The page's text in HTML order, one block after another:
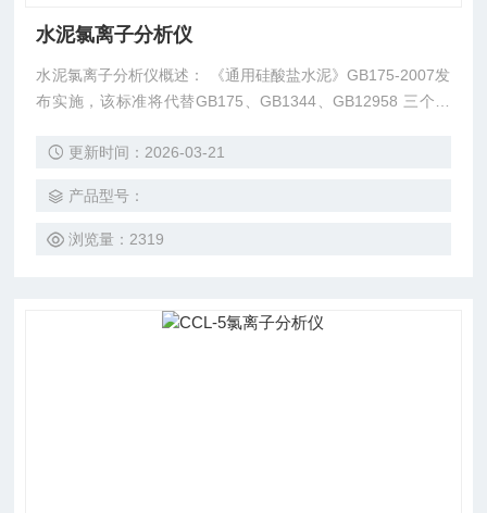
水泥氯离子分析仪
水泥氯离子分析仪概述： 《通用硅酸盐水泥》GB175-2007发
布实施，该标准将代替GB175、GB1344、GB12958 三个标
6%的强制性条款，对此我公司生产了CCL-5型氯离子分析
更新时间：2026-03-21
产品型号：
浏览量：2319